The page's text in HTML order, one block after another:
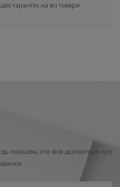
гарантію на всі товари.
першим, хто все дізнається про